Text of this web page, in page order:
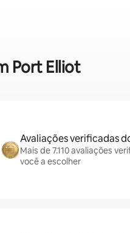
Port Elliot
Avaliações verificadas
Mais de 7.110 avaliações
você a escolher